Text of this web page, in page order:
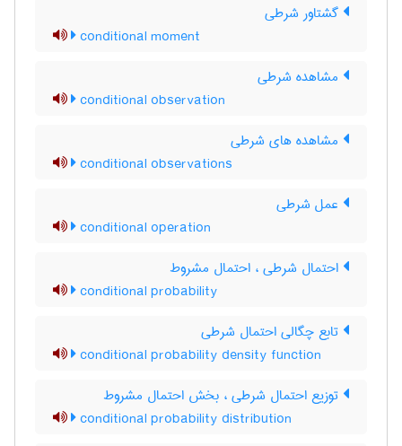
گشتاور شرطی
conditional moment
مشاهده شرطی
conditional observation
مشاهده های شرطی
conditional observations
عمل شرطی
conditional operation
احتمال شرطی ، احتمال مشروط
conditional probability
تابع چگالی احتمال شرطی
conditional probability density function
توزیع احتمال شرطی ، بخش احتمال مشروط
conditional probability distribution